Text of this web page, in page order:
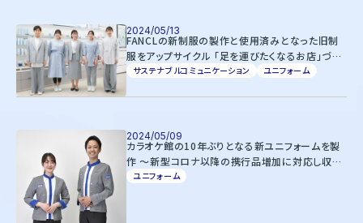
2024/05/13
FANCLの新制服の製作と使用済みとなった旧制
服をアップサイクル 「足を運びたくなるお店」づく
りをサポート ～新制服は、67通りのコーディネ
サステナブルコミュニケーション ユニフォーム
2024/05/09
カラオケ館の10年ぶりとなる新ユニフォームを製
作 ～新型コロナ以降の携行品増加に対応し収納
力向上～
ユニフォーム